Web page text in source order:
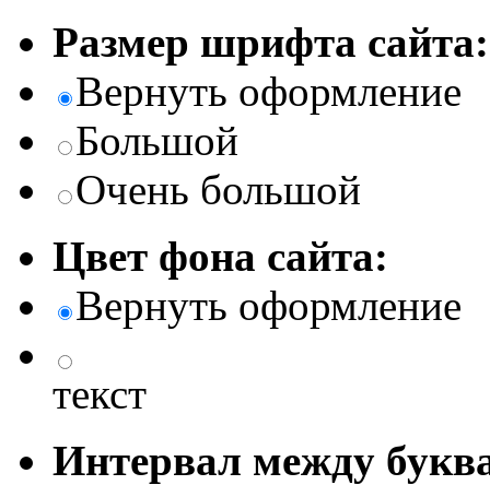
Размер шрифта сайта:
Вернуть оформление
Большой
Очень большой
Цвет фона сайта:
Вернуть оформление
текст
Интервал между